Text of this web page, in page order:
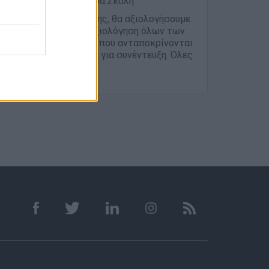
μεταχείρισης, θα αξιολογήσουμε
τη συλλογή και αξιολόγηση όλων των
τις υποψηφίους/ες που ανταποκρίνονται
οριστεί συνάντηση για συνέντευξη. Όλες